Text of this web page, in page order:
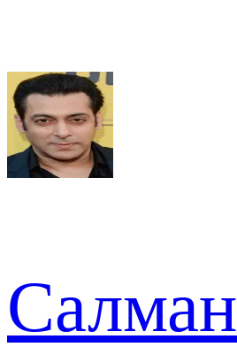
Салман